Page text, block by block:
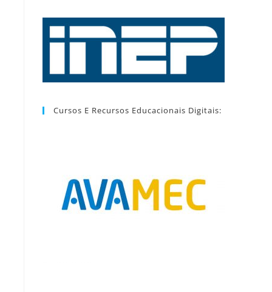
Cursos E Recursos Educacionais Digitais: